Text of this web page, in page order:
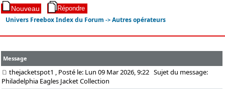
Univers Freebox Index du Forum ->Autres opérateurs
Message
thejacketspot1 , Posté le: Lun 09 Mar 2026, 9:22 Sujet du message:
Philadelphia Eagles Jacket Collection